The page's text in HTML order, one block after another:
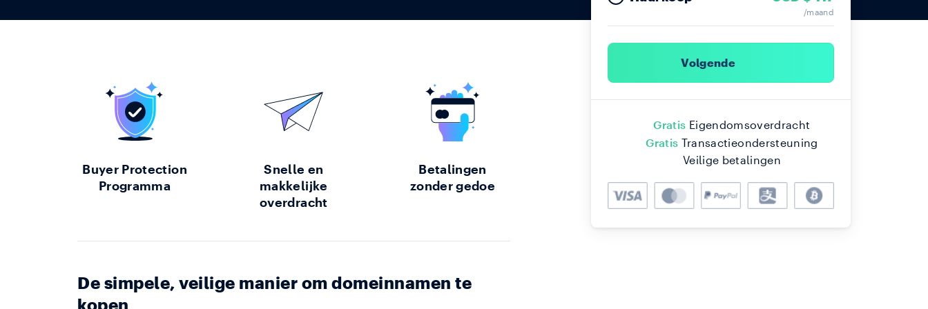
/maand
Volgende
Gratis Eigendomsoverdracht
Gratis Transactieondersteuning
Veilige betalingen
Buyer Protection
Programma
Snelle en
makkelijke
overdracht
Betalingen
zonder gedoe
De simpele, veilige manier om domeinnamen te
kopen